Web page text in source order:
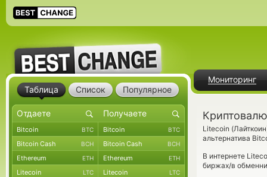
Мониторинг
Litecoin
альтернатива
В интернете
биржах/в
Таблица Список Популярное
Bitcoin BTC Bitcoin BTC
Bitcoin Cash BCH Bitcoin Cash BCH
Ethereum ETH Ethereum ETH
Litecoin LTC Litecoin LTC